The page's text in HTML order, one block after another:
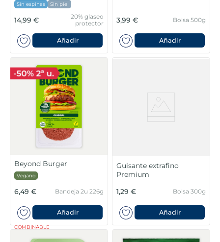
Sin espinas Sin piel
14,99 €
20% glaseo
protector
Añadir
3,99 € Bolsa 500g
Añadir
Beyond Burger
Vegano
6,49 €
COMBINABLE
Bandeja 2u 226g
Añadir
Guisante extrafino
Premium
1,29 €
Bolsa 300g
Añadir